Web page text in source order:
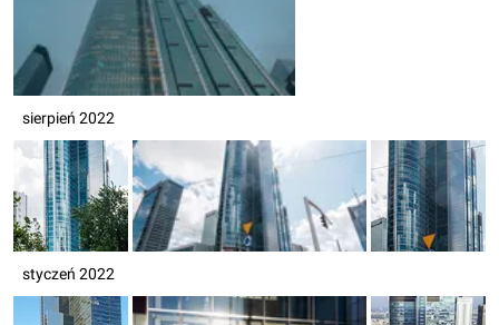
sierpień 2022
styczeń 2022